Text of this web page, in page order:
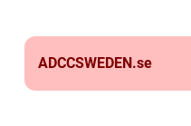
ADCCSWEDEN.se